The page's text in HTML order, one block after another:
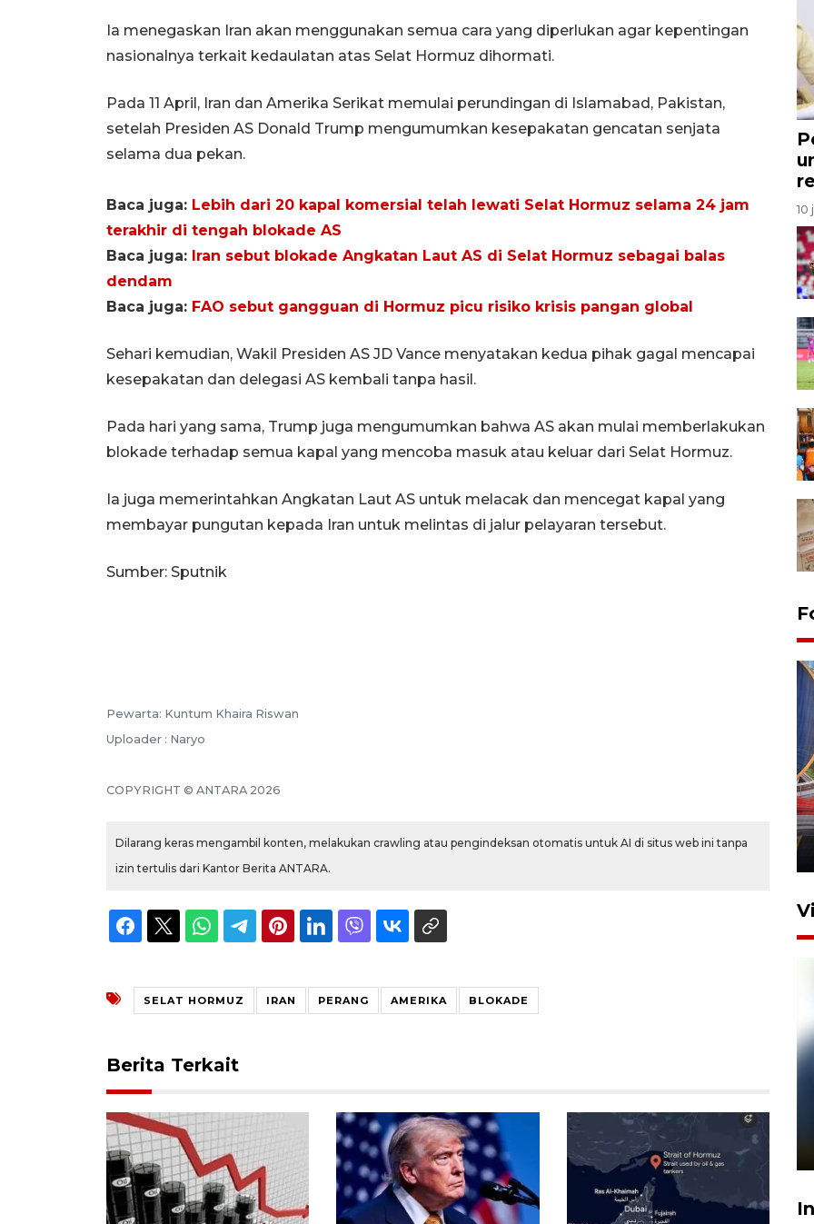
Ia menegaskan Iran akan menggunakan semua cara yang diperlukan agar kepentingan
nasionalnya terkait kedaulatan atas Selat Hormuz dihormati.
Pada 11 April, Iran dan Amerika Serikat memulai perundingan di Islamabad, Pakistan,
setelah Presiden AS Donald Trump mengumumkan kesepakatan gencatan senjata
selama dua pekan.
Baca juga: Lebih dari 20 kapal komersial telah lewati Selat Hormuz selama 24 jam
terakhir di tengah blokade AS
Baca juga: Iran sebut blokade Angkatan Laut AS di Selat Hormuz sebagai balas
dendam
Baca juga: FAO sebut gangguan di Hormuz picu risiko krisis pangan global
Sehari kemudian, Wakil Presiden AS JD Vance menyatakan kedua pihak gagal mencapai
kesepakatan dan delegasi AS kembali tanpa hasil.
Pada hari yang sama, Trump juga mengumumkan bahwa AS akan mulai memberlakukan
blokade terhadap semua kapal yang mencoba masuk atau keluar dari Selat Hormuz.
Ia juga memerintahkan Angkatan Laut AS untuk melacak dan mencegat kapal yang
membayar pungutan kepada Iran untuk melintas di jalur pelayaran tersebut.
Sumber: Sputnik
Pewarta: Kuntum Khaira Riswan
Uploader : Naryo
COPYRIGHT © ANTARA 2026
Dilarang keras mengambil konten, melakukan crawling atau pengindeksan otomatis untuk AI di situs web ini tanpa
izin tertulis dari Kantor Berita ANTARA.
SELAT HORMUZ IRAN PERANG AMERIKA BLOKADE
Berita Terkait
10
12 Juni 2026 18:49
sampai 8 tahan?
1 Juni 2026 05:47